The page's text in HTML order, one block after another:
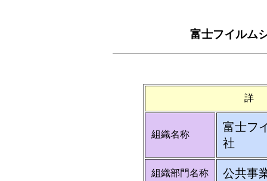
富士フイルム
詳
組織名称
富士フ
社
組織部門名称 公共事